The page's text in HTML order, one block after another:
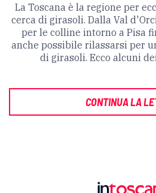
La Toscana è la regione per
cerca di girasoli. Dalla Val
per le colline intorno a Pisa
anche possibile rilassarsi per
di girasoli. Ecco alcuni
CONTINUA LA